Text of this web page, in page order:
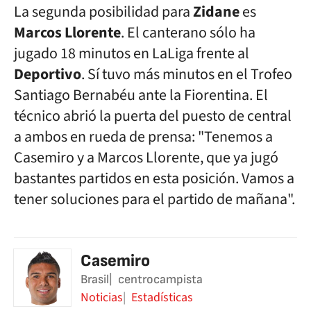
La segunda posibilidad paraZidanees
Marcos Llorente. El canterano sólo ha
jugado 18 minutos en LaLiga frente al
Deportivo. Sí tuvo más minutos en el Trofeo
Santiago Bernabéu ante la Fiorentina. El
técnico abrió la puerta del puesto de central
a ambos en rueda de prensa: "Tenemos a
Casemiro y a Marcos Llorente, que ya jugó
bastantes partidos en esta posición. Vamos a
tener soluciones para el partido de mañana".
Casemiro
Brasil centrocampista
Noticias Estadísticas